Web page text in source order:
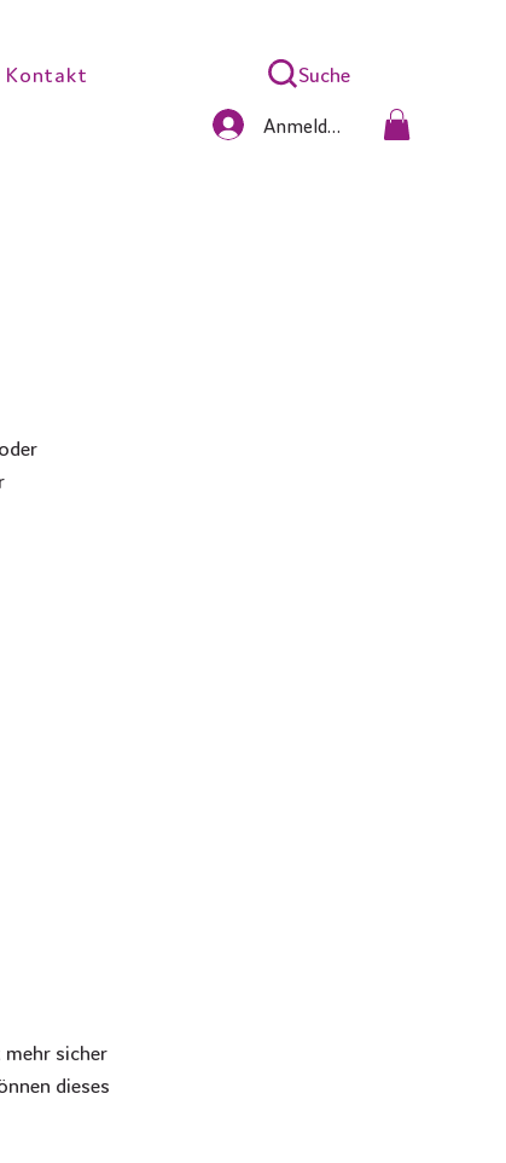
Kontakt Suche
Anmelden
sicher
dieses